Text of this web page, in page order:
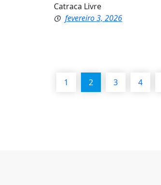
Catraca Livre
fevereiro 3, 2026
1 2 3 4